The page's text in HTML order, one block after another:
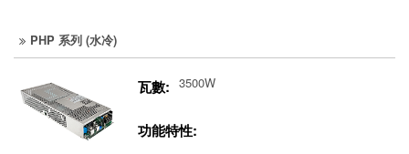
PHP 系列 (水冷)
瓦數: 3500W
功能特性: